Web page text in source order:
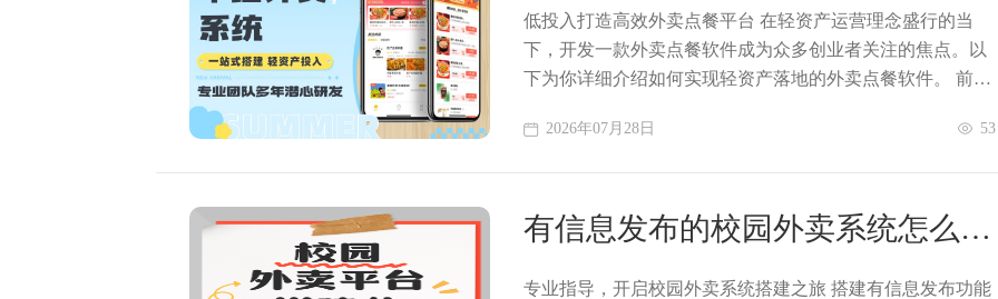
低投入打造高效外卖点餐平台 在轻资产运营理念盛行的当
下，开发一款外卖点餐软件成为众多创业者关注的焦点。以
下为你详细介绍如何实现轻资产落地的外卖点餐软件。 前期
2026年07月28日 53
有信息发布的校园外卖系统怎么搭
建
专业指导，开启校园外卖系统搭建之旅 搭建有信息发布功能